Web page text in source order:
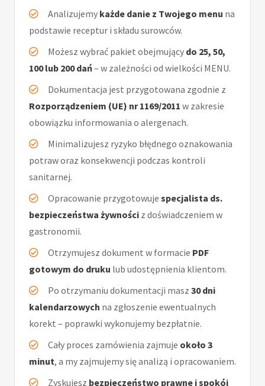
Analizujemy każde danie z Twojego menu na
podstawie receptur i składu surowców.
Możesz wybrać pakiet obejmujący do 25, 50,
100 lub 200 dań– w zależności od wielkości MENU.
Dokumentacja jest przygotowana zgodnie z
Rozporządzeniem (UE) nr 1169/2011 w zakresie
obowiązku informowania o alergenach.
Minimalizujesz ryzyko błędnego oznakowania
potraw oraz konsekwencji podczas kontroli
sanitarnej.
Opracowanie przygotowuje specjalista ds.
bezpieczeństwa żywności z doświadczeniem w
gastronomii.
Otrzymujesz dokument w formacie PDF
gotowym do druku lub udostępnienia klientom.
Po otrzymaniu dokumentacji masz 30 dni
kalendarzowych na zgłoszenie ewentualnych
korekt – poprawki wykonujemy bezpłatnie.
Cały proces zamówienia zajmuje około 3
minut, a my zajmujemy się analizą i opracowaniem.
Zyskujesz bezpieczeństwo prawne i spokój